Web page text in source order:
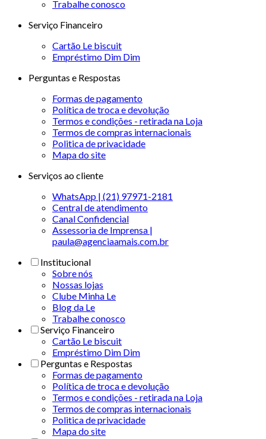
Trabalhe conosco
Serviço Financeiro
Cartão Le biscuit
Empréstimo Dim Dim
Perguntas e Respostas
Formas de pagamento
Política de troca e devolução
Termos e condições - retirada na Loja
Termos de compras internacionais
Politica de privacidade
Mapa do site
Serviços ao cliente
WhatsApp | (21) 97971-2181
Central de atendimento
Canal Confidencial
Assessoria de Imprensa |
paula@agenciaamais.com.br
Institucional
Sobre nós
Nossas lojas
Clube Minha Le
Blog da Le
Trabalhe conosco
Serviço Financeiro
Cartão Le biscuit
Empréstimo Dim Dim
Perguntas e Respostas
Formas de pagamento
Política de troca e devolução
Termos e condições - retirada na Loja
Termos de compras internacionais
Politica de privacidade
Mapa do site